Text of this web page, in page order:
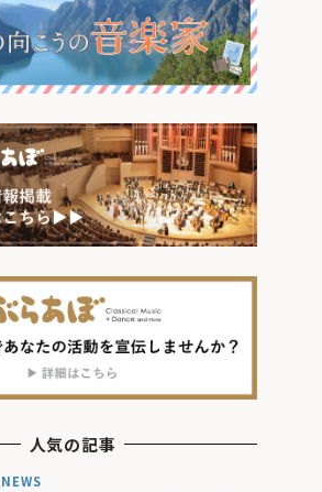
人気の記事
NEWS